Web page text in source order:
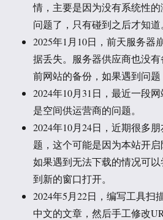
情，主要是因为没有系统性
问题了，只有碰到之后才知道
2025年1月10日，前天服务器
据丢失。服务器供应商也没
前网站的备份，如果遇到问题
2024年10月31日，最近一段
是空间供运营商的问题。
2024年10月24日，近期很多
题，这个可能是因为本站开启
如果遇到无法下载的情况可
到新的窗口打开。
2024年5月22日，编写工具扫
中文的文章，然后手工修改